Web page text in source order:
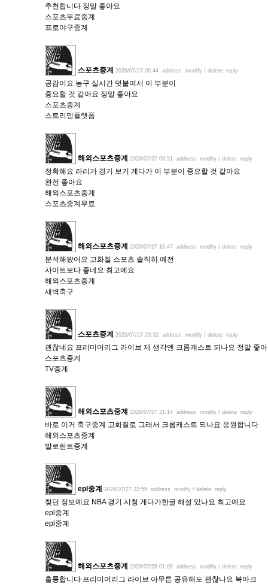
추천합니다 정말 좋아요
스포츠무료중계
프로야구중계
스포츠중계 2026/07/27 06:44 address modify / delete reply
공감이요 농구 실시간 덧붙여서 이 부분이
중요할 것 같아요 정말 좋아요
스포츠중계
스트리밍플랫폼
해외스포츠중계 2026/07/27 08:51 address modify / delete reply
정확해요 라리가 경기 보기 게다가 이 부분이 중요할 것 같아요
완전 좋아요
해외스포츠중계
스포츠중계무료
해외스포츠중계 2026/07/27 16:47 address modify / delete reply
분석해봤어요 고화질 스포츠 솔직히 예전
사이트보다 좋네요 최고예요
해외스포츠중계
새벽축구
스포츠중계 2026/07/27 20:32 address modify / delete reply
괜찮네요 프리미어리그 라이브 제 생각엔 크롬캐스트 되나요 정말 좋
스포츠중계
TV중계
해외스포츠중계 2026/07/27 21:14 address modify / delete reply
바로 이거 축구중계 고화질로 그래서 크롬캐스트 되나요 응원합니다
해외스포츠중계
발로란트중계
epl중계 2026/07/27 22:55 address modify / delete reply
찾던 정보예요 NBA 경기 시청 게다가한글 해설 있나요 최고예요
epl중계
epl중계
해외스포츠중계 2026/07/28 01:09 address modify / delete reply
훌륭합니다 프리미어리그 라이브 아무튼 공유해도 괜찮나요 북마크